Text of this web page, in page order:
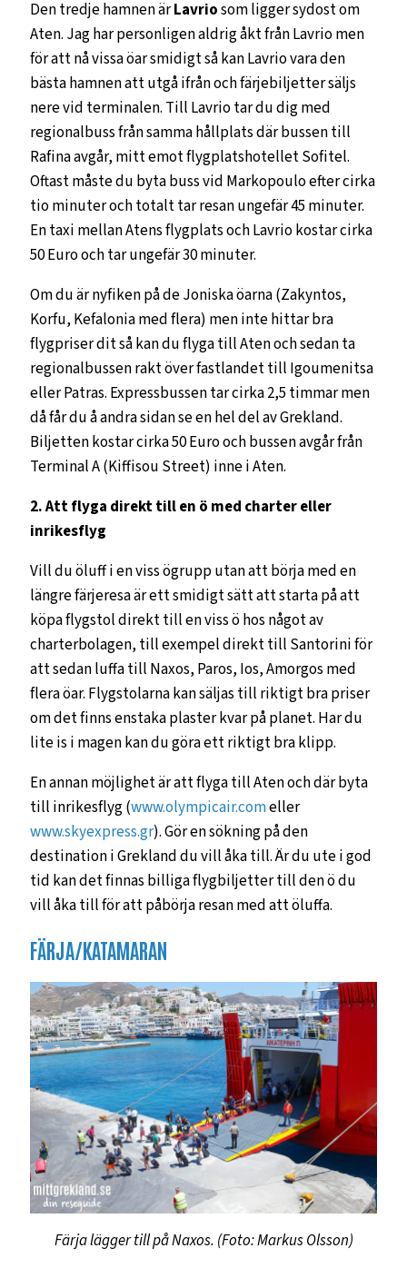
Den tredje hamnen ärLavriosom ligger sydost om
Aten. Jag har personligen aldrig åkt från Lavrio men
för att nå vissa öar smidigt så kan Lavrio vara den
bästa hamnen att utgå ifrån och färjebiljetter säljs
nere vid terminalen. Till Lavrio tar du dig med
regionalbuss från samma hållplats där bussen till
Rafina avgår, mitt emot flygplatshotellet Sofitel.
Oftast måste du byta buss vid Markopoulo efter cirka
tio minuter och totalt tar resan ungefär 45 minuter.
En taxi mellan Atens flygplats och Lavrio kostar cirka
50 Euro och tar ungefär 30 minuter.
Om du är nyfiken på de Joniska öarna (Zakyntos,
Korfu, Kefalonia med flera) men inte hittar bra
flygpriser dit så kan du flyga till Aten och sedan ta
regionalbussen rakt över fastlandet till Igoumenitsa
eller Patras. Expressbussen tar cirka 2,5 timmar men
då får du å andra sidan se en hel del av Grekland.
Biljetten kostar cirka 50 Euro och bussen avgår från
Terminal A (Kiffisou Street) inne i Aten.
2. Att flyga direkt till en ö med charter eller
inrikesflyg
Vill du öluff i en viss ögrupp utan att börja med en
längre färjeresa är ett smidigt sätt att starta på att
köpa flygstol direkt till en viss ö hos något av
charterbolagen, till exempel direkt till Santorini för
att sedan luffa till Naxos, Paros, Ios, Amorgos med
flera öar. Flygstolarna kan säljas till riktigt bra priser
om det finns enstaka plaster kvar på planet. Har du
lite is i magen kan du göra ett riktigt bra klipp.
En annan möjlighet är att flyga till Aten och där byta
till inrikesflyg (www.olympicair.comeller
www.skyexpress.gr). Gör en sökning på den
destination i Grekland du vill åka till. Är du ute i god
tid kan det finnas billiga flygbiljetter till den ö du
vill åka till för att påbörja resan med att öluffa.
FÄRJA/KATAMARAN
Färja lägger till på Naxos. (Foto: Markus Olsson)